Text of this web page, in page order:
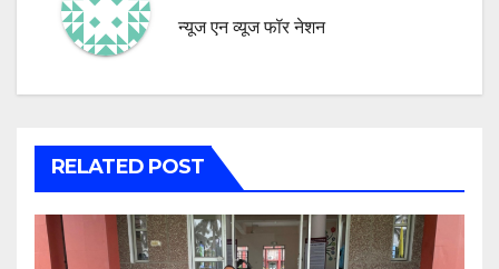
न्यूज एन व्यूज फॉर नेशन
RELATED POST